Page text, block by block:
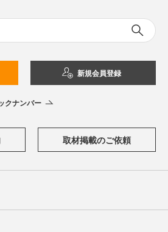
新規会員登録
クナンバー
取材掲載のご依頼